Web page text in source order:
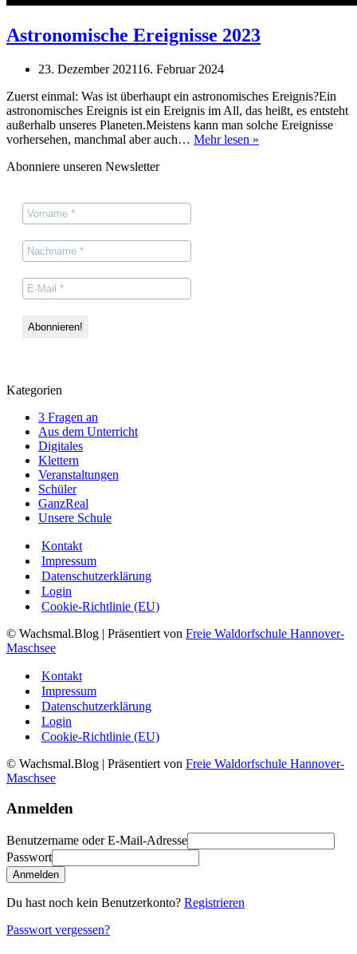
Astronomische Ereignisse 2023
23. Dezember 202116. Februar 2024
Zuerst einmal: Was ist überhaupt ein astronomisches Ereignis?Ein
astronomisches Ereignis ist ein Ereignis im All, das heißt, es entsteht
außerhalb unseres Planeten.Meistens kann man solche Ereignisse
vorhersehen, manchmal aber auch… Mehr lesen »
Abonniere unseren Newsletter
Kategorien
3 Fragen an
Aus dem Unterricht
Digitales
Klettern
Veranstaltungen
Schüler
GanzReal
Unsere Schule
Kontakt
Impressum
Datenschutzerklärung
Login
Cookie-Richtlinie (EU)
© Wachsmal.Blog | Präsentiert von Freie Waldorfschule Hannover-
Maschsee
Kontakt
Impressum
Datenschutzerklärung
Login
Cookie-Richtlinie (EU)
© Wachsmal.Blog | Präsentiert von Freie Waldorfschule Hannover-
Maschsee
Anmelden
Benutzername oder E-Mail-Adresse
Passwort
Anmelden
Du hast noch kein Benutzerkonto? Registrieren
Passwort vergessen?